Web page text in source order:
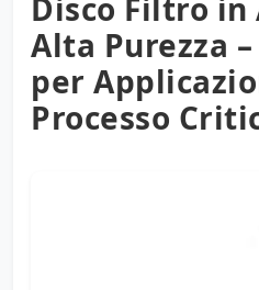
Disco Filtro in
Alta Purezza
per
Processo